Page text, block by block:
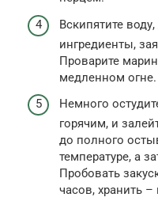
Вскипятите
ингредиенты,
Проварите
медленном огне.
Немного
горячим, и
до полного
температуре, а
Пробовать
часов, хранить –